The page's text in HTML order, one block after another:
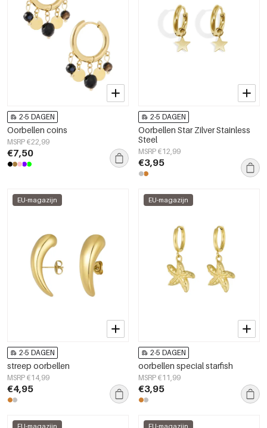
2-5 DAGEN
Oorbellen coins
MSRP €22,99
€7,50
2-5 DAGEN
Oorbellen Star Zilver Stainless
Steel
MSRP €12,99
€3,95
EU-magazijn
2-5 DAGEN
streep oorbellen
MSRP €14,99
€4,95
EU-magazijn
2-5 DAGEN
oorbellen special starfish
MSRP €11,99
€3,95
EU-magazijn EU-magazijn